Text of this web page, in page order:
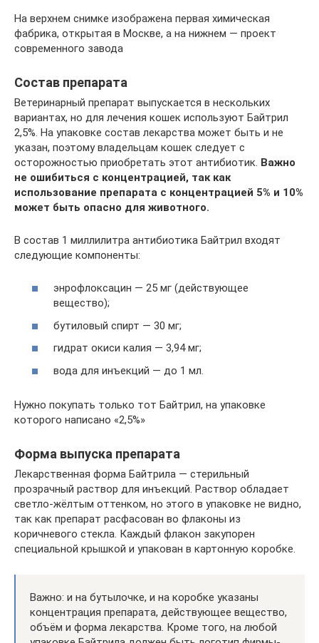
На верхнем снимке изображена первая химическая
фабрика, открытая в Москве, а на нижнем — проект
современного завода
Состав препарата
Ветеринарный препарат выпускается в нескольких
вариантах, но для лечения кошек используют Байтрил
2,5%. На упаковке состав лекарства может быть и не
указан, поэтому владельцам кошек следует с
осторожностью приобретать этот антибиотик. Важно
не ошибиться с концентрацией, так как
использование препарата с концентрацией 5% и 10%
может быть опасно для животного.
В состав 1 миллилитра антибиотика Байтрил входят
следующие компоненты:
энрофлоксацин — 25 мг (действующее
вещество);
бутиловый спирт — 30 мг;
гидрат окиси калия — 3,94 мг;
вода для инъекций — до 1 мл.
Нужно покупать только тот Байтрил, на упаковке
которого написано «2,5%»
Форма выпуска препарата
Лекарственная форма Байтрила — стерильный
прозрачный раствор для инъекций. Раствор обладает
светло-жёлтым оттенком, но этого в упаковке не видно,
так как препарат расфасован во флаконы из
коричневого стекла. Каждый флакон закупорен
специальной крышкой и упакован в картонную коробке.
Важно: и на бутылочке, и на коробке указаны
концентрация препарата, действующее вещество,
объём и форма лекарства. Кроме того, на любой